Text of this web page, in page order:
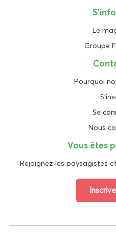
Le
Groupe
Pourquoi
Se
Nous
Vous êtes
Rejoignez les paysagistes